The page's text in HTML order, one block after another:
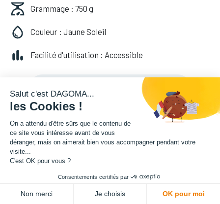
Grammage : 750 g
Couleur : Jaune Soleil
Facilité d'utilisation : Accessible
20,82€HT
(20,82 TVA comprise)
Salut c'est DAGOMA...
les Cookies !
On a attendu d'être sûrs que le contenu de
ce site vous intéresse avant de vous
déranger, mais on aimerait bien vous accompagner pendant votre
visite...
C'est OK pour vous ?
Consentements certifiés par
Non merci Je choisis OK pour moi